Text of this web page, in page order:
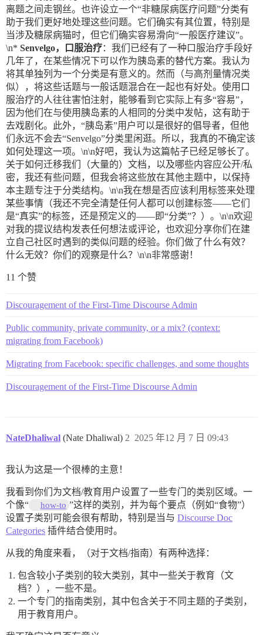
离题之间走钢丝。也许设立一个“非糖尿病医疗问题”分类有
助于我们更好地处理这些问题。它们确实有其位置，特别是
当涉及糖尿病猫时，但它们确实容易滑向“一般医疗建议”。
\n* Senvelgo，口服治疗：我们已经有了一种口服治疗手段好
几年了，在某些情况下可以作为胰岛素的替代方案。我认为
将其单独列为一个分类是有意义的。然而（与高剂量情况类
似），将这些话题与一般话题混合在一起也有好处。使用口
服治疗的人往往害怕注射，能够看到它实际上有多“容易”，
因为他们在与使用胰岛素的人相同的分类中发帖，这有助于
去戏剧化。此外，“胰岛素”用户可以是很好的倡导者，但他
们永远不会去“Senvelgo”分类里闲逛。所以，我真的不确定该
如何处理这一项。\n\n好吧，我认为这篇帖子已经足够长了。
关于如何迁移我们（大量的）文档，以及哪些内容应公开/私
密，我还有些问题，但我会将这些放在其他主题中，以保持
本主题专注于分类结构。\n\n我在想是否应该利用标签来处理
某些事情（我还不完全清楚任何人都可以创建标签——它们
是“真实”的标签，还是预定义的——即“分类”？）。\n\n欢迎
对我的提议结构发表任何想法或评论，也欢迎分享你们在建
立自己社区时遇到的类似问题的经验。你们做了什么有效？
什么无效？你们的观察是什么？\n\n非常感谢！
11 个赞
Discouragement of the First-Time Discourse Admin
Public community, private community, or a mix? (context:
migrating from Facebook)
Migrating from Facebook: specific challenges, and some thoughts
Discouragement of the First-Time Discourse Admin
NateDhaliwal (Nate Dhaliwal) 2025 年12 月 7 日 09:43
2
我认为这是一个很棒的主意！
我看到你们为文档/教育用户设置了一些专门的类别区域。一
个像“
how-to ”这样的类别，并为每个要点（例如“食物”）
设置子类别可能会很有帮助，特别是当与 Discourse Doc
Categories 插件结合使用时。
从我的角度来看，（对于文档/指南）有两种选择：
包含较小子类别的较大类别，其中一些关于教育（文
档？），一些不是。
一个专门的指南类别，其中包含关于不同主题的子类别，
用于教育用户。